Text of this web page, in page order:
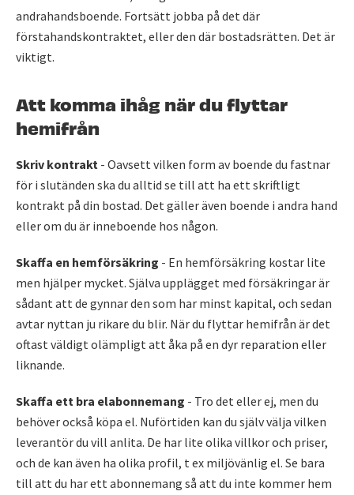
andrahandsboende. Fortsätt jobba på det där
förstahandskontraktet, eller den där bostadsrätten. Det är
viktigt.
Att komma ihåg när du flyttar
hemifrån
Skriv kontrakt - Oavsett vilken form av boende du fastnar
för i slutänden ska du alltid se till att ha ett skriftligt
kontrakt på din bostad. Det gäller även boende i andra hand
eller om du är inneboende hos någon.
Skaffa en hemförsäkring - En hemförsäkring kostar lite
men hjälper mycket. Själva upplägget med försäkringar är
sådant att de gynnar den som har minst kapital, och sedan
avtar nyttan ju rikare du blir. När du flyttar hemifrån är det
oftast väldigt olämpligt att åka på en dyr reparation eller
liknande.
Skaffa ett bra elabonnemang - Tro det eller ej, men du
behöver också köpa el. Nuförtiden kan du själv välja vilken
leverantör du vill anlita. De har lite olika villkor och priser,
och de kan även ha olika profil, t ex miljövänlig el. Se bara
till att du har ett abonnemang så att du inte kommer hem